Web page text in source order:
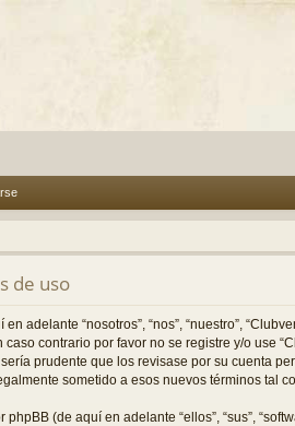
de uso
adelante “nosotros”, “nos”, “nuestro”,
contrario por favor no se registre y/o use
prudente que los revisase por su cuenta
sometido a esos nuevos términos tal
(de aquí en adelante “ellos”, “sus”,